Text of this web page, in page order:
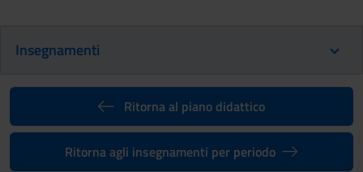
Insegnamenti
Ritorna al piano didattico
Ritorna agli insegnamenti per periodo